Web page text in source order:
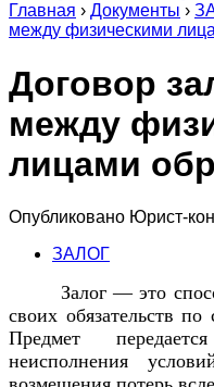
Главная › Документы ›
между физическими
Договор
между
лицами
Опубликовано Юрист-
ЗАЛОГ
Залог — это
своих обязательств
Предмет
неисполнения